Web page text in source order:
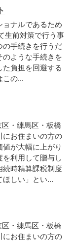
ナルであるため
生前対策で行う事
の手続きを行うだ
のような手続きを
負担を回避する
この...
区・練馬区・板橋
にお住まいの方の
が大幅に上がり
利用して贈与し
続時精算課税制度
しい」とい...
区・練馬区・板橋
にお住まいの方の